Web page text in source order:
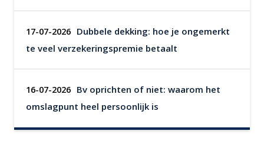
17-07-2026 Dubbele dekking: hoe je ongemerkt
te veel verzekeringspremie betaalt
16-07-2026 Bv oprichten of niet: waarom het
omslagpunt heel persoonlijk is